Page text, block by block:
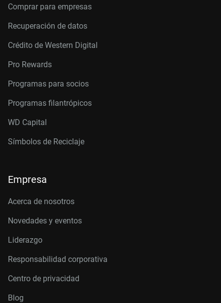
Comprar para empresas
Recuperación de datos
Crédito de Western Digital
Pro Rewards
Programas para socios
Programas filantrópicos
WD Capital
Símbolos de Reciclaje
Empresa
Acerca de nosotros
Novedades y eventos
Liderazgo
Responsabilidad corporativa
Centro de privacidad
Blog